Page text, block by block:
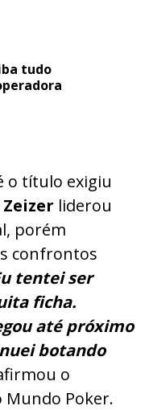
tudo
o título exigiu
liderou
porém
confrontos
tentei ser
ficha.
até próximo
botando
o
Mundo Poker.